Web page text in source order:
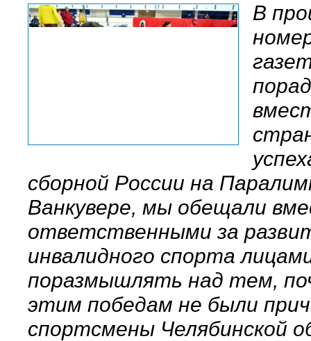
В
сборной России на
Ванкувере, мы обещали
ответственными за
инвалидного спорта
поразмышлять над тем,
этим победам не были
спортсмены Челябинской